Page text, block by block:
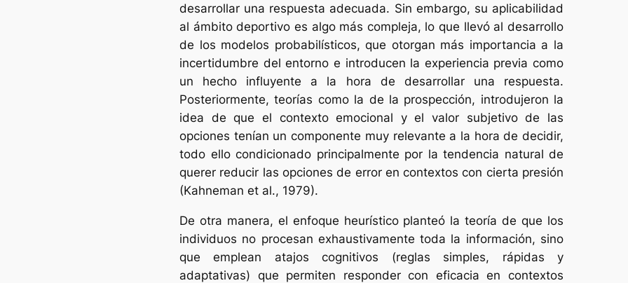
desarrollar una respuesta adecuada. Sin embargo, su aplicabilidad
al ámbito deportivo es algo más compleja, lo que llevó al desarrollo
de los modelos probabilísticos, que otorgan más importancia a la
incertidumbre del entorno e introducen la experiencia previa como
un hecho influyente a la hora de desarrollar una respuesta.
Posteriormente, teorías como la de la prospección, introdujeron la
idea de que el contexto emocional y el valor subjetivo de las
opciones tenían un componente muy relevante a la hora de decidir,
todo ello condicionado principalmente por la tendencia natural de
querer reducir las opciones de error en contextos con cierta presión
(Kahneman et al., 1979).
De otra manera, el enfoque heurístico planteó la teoría de que los
individuos no procesan exhaustivamente toda la información, sino
que emplean atajos cognitivos (reglas simples, rápidas y
adaptativas) que permiten responder con eficacia en contextos